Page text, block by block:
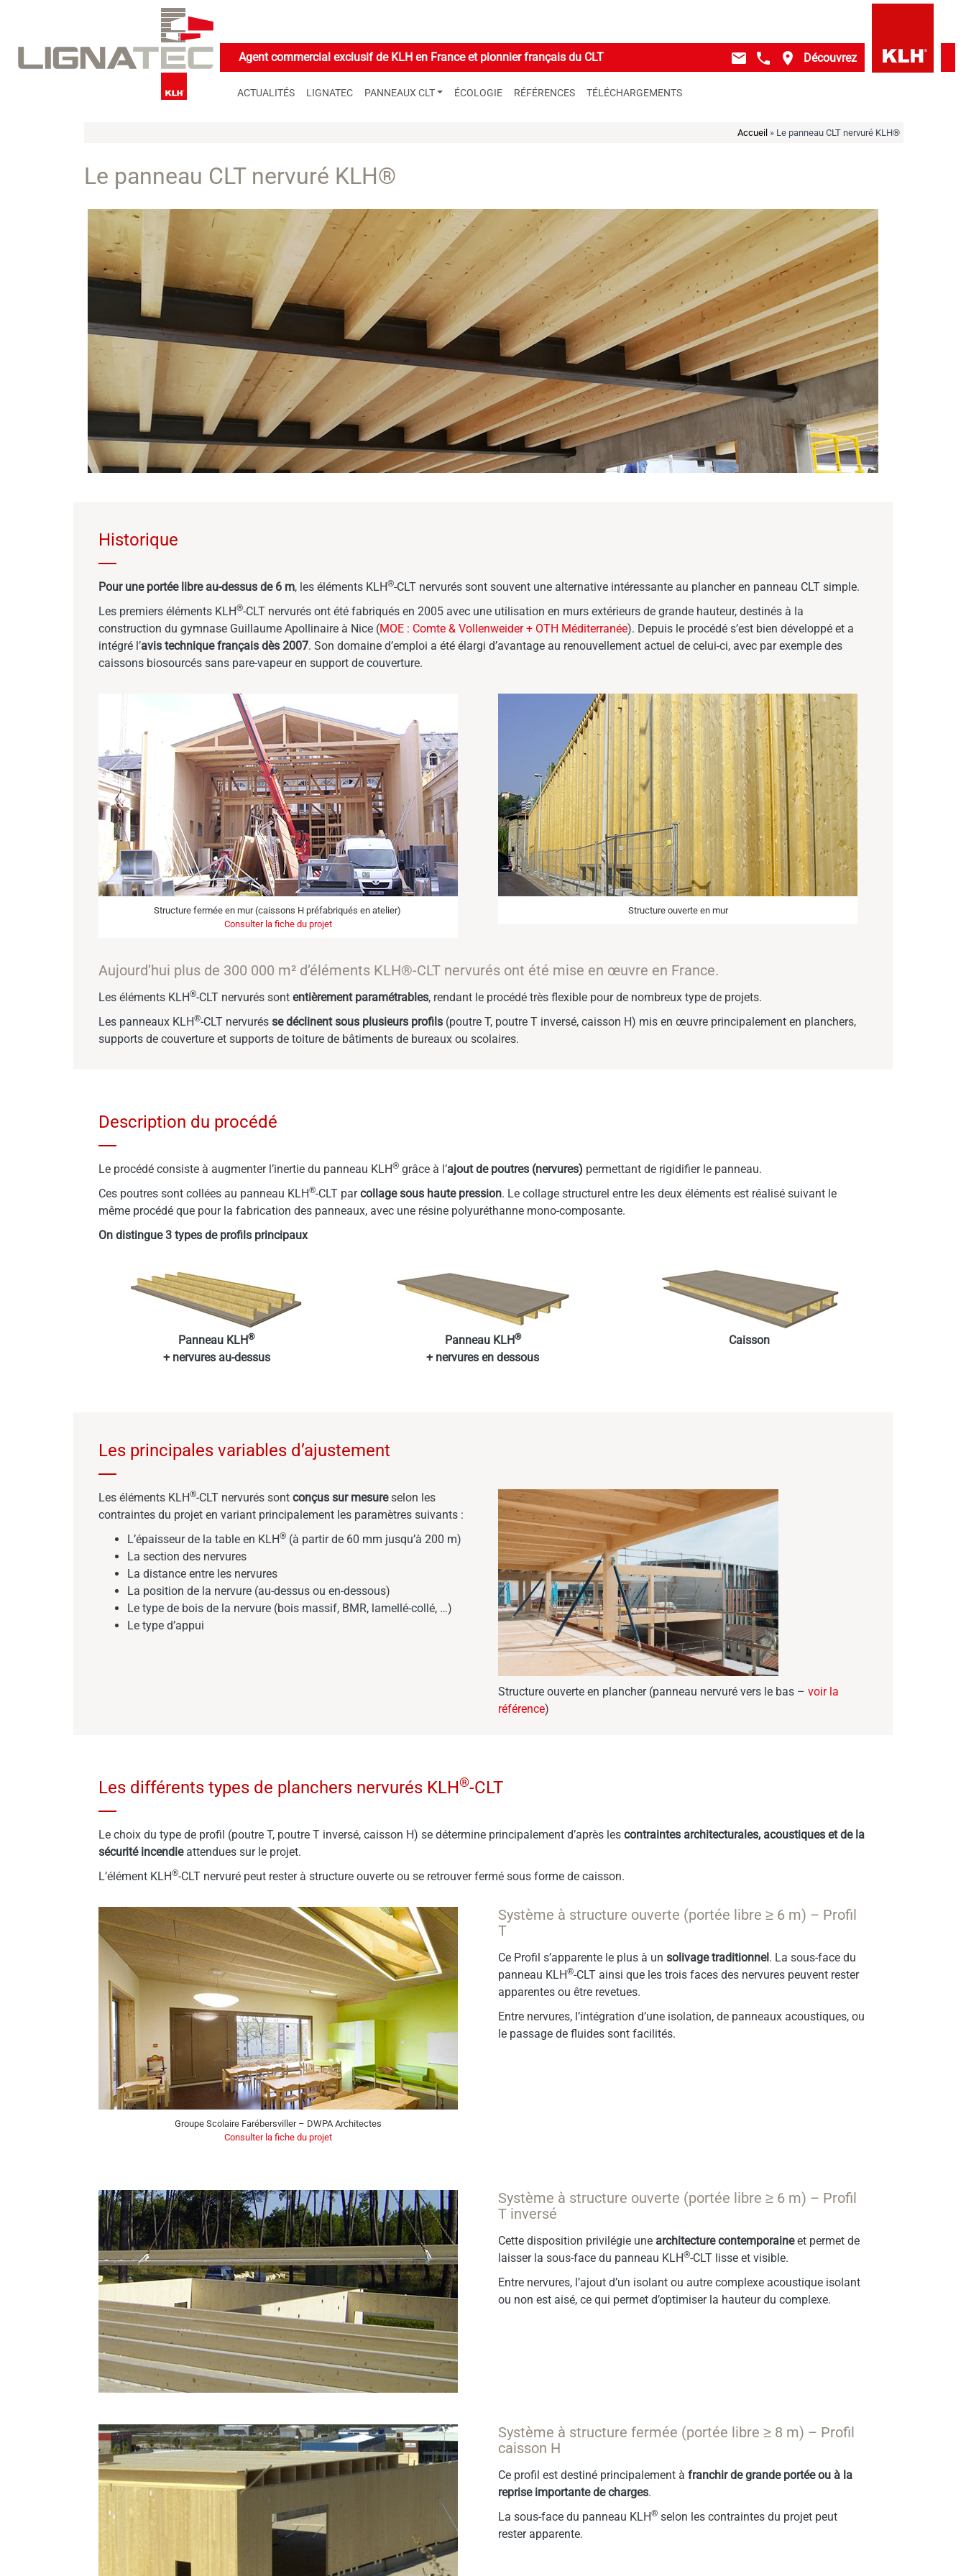
Agent commercial exclusif de KLH en France et pionnier français du CLT mail local_phone place Découvrez
ACTUALITÉS LIGNATEC PANNEAUX CLT ÉCOLOGIE RÉFÉRENCES TÉLÉCHARGEMENTS
Accueil » Le panneau CLT nervuré KLH®
Le panneau CLT nervuré KLH®
Historique
Pour une portée libre au-dessus de 6 m, les éléments KLH®-CLT nervurés sont souvent une alternative intéressante au plancher en panneau CLT simple.
Les premiers éléments KLH®-CLT nervurés ont été fabriqués en 2005 avec une utilisation en murs extérieurs de grande hauteur, destinés à la
construction du gymnase Guillaume Apollinaire à Nice (MOE : Comte & Vollenweider + OTH Méditerranée). Depuis le procédé s’est bien développé et a
intégré l’avis technique français dès 2007. Son domaine d’emploi a été élargi d’avantage au renouvellement actuel de celui-ci, avec par exemple des
caissons biosourcés sans pare-vapeur en support de couverture.
Structure fermée en mur (caissons H préfabriqués en atelier)
Consulter la fiche du projet
Structure ouverte en mur
Aujourd’hui plus de 300 000 m² d’éléments KLH®-CLT nervurés ont été mise en œuvre en France.
Les éléments KLH®-CLT nervurés sont entièrement paramétrables, rendant le procédé très flexible pour de nombreux type de projets.
Les panneaux KLH®-CLT nervurés se déclinent sous plusieurs profils (poutre T, poutre T inversé, caisson H) mis en œuvre principalement en planchers,
supports de couverture et supports de toiture de bâtiments de bureaux ou scolaires.
Description du procédé
Le procédé consiste à augmenter l’inertie du panneau KLH® grâce à l’ajout de poutres (nervures) permettant de rigidifier le panneau.
Ces poutres sont collées au panneau KLH®-CLT parcollage sous haute pression. Le collage structurel entre les deux éléments est réalisé suivant le
même procédé que pour la fabrication des panneaux, avec une résine polyuréthanne mono-composante.
On distingue 3 types de profils principaux
Panneau KLH®
+ nervures au-dessus
Panneau KLH®
+ nervures en dessous
Caisson
Les principales variables d’ajustement
Les éléments KLH®-CLT nervurés sont conçus sur mesureselon les
contraintes du projet en variant principalement les paramètres suivants :
L’épaisseur de la table en KLH® (à partir de 60 mm jusqu’à 200 m)
La section des nervures
La distance entre les nervures
La position de la nervure (au-dessus ou en-dessous)
Le type de bois de la nervure (bois massif, BMR, lamellé-collé, …)
Le type d’appui
Structure ouverte en plancher (panneau nervuré vers le bas –voir la
référence)
Les différents types de planchers nervurés KLH®-CLT
Le choix du type de profil (poutre T, poutre T inversé, caisson H) se détermine principalement d’après les contraintes architecturales, acoustiques et de la
sécurité incendieattendues sur le projet.
L’élément KLH®-CLT nervuré peut rester à structure ouverte ou se retrouver fermé sous forme de caisson.
Groupe Scolaire Farébersviller – DWPA Architectes
Consulter la fiche du projet
Système à structure ouverte (portée libre ≥ 6 m) – Profil
T
Ce Profil s’apparente le plus à unsolivage traditionnel. La sous-face du
panneau KLH®-CLT ainsi que les trois faces des nervures peuvent rester
apparentes ou être revetues.
Entre nervures, l’intégration d’une isolation, de panneaux acoustiques, ou
le passage de fluides sont facilités.
Système à structure ouverte (portée libre ≥ 6 m) – Profil
T inversé
Cette disposition privilégie une architecture contemporaineet permet de
laisser la sous-face du panneau KLH®-CLT lisse et visible.
Entre nervures, l’ajout d’un isolant ou autre complexe acoustique isolant
ou non est aisé, ce qui permet d’optimiser la hauteur du complexe.
Système à structure fermée (portée libre ≥ 8 m) – Profil
caisson H
Ce profil est destiné principalement àfranchir de grande portée ou à la
reprise importante de charges.
La sous-face du panneau KLH® selon les contraintes du projet peut
rester apparente.